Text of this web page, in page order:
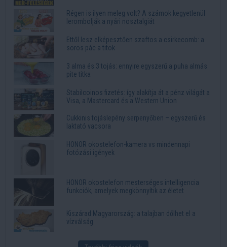
Régen is ilyen meleg volt? A számok kegyetlenül
lerombolják a nyári nosztalgiát
Ettől lesz elképesztően szaftos a csirkecomb: a
sörös pác a titok
3 alma és 3 tojás: ennyire egyszerű a puha almás
pite titka
Stabilcoinos fizetés: így alakítja át a pénz világát a
Visa, a Mastercard és a Western Union
Cukkinis tojáslepény serpenyőben – egyszerű és
laktató vacsora
HONOR okostelefon-kamera vs mindennapi
fotózási igények
HONOR okostelefon mesterséges intelligencia
funkciók, amelyek megkönnyítik az életet
Kiszárad Magyarország: a talajban dőlhet el a
vízválság